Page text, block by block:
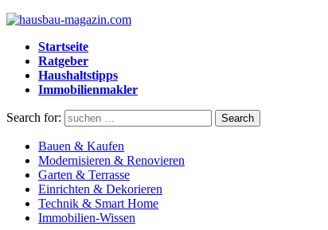
Startseite
Ratgeber
Haushaltstipps
Immobilienmakler
Search for: Search
Bauen & Kaufen
Modernisieren & Renovieren
Garten & Terrasse
Einrichten & Dekorieren
Technik & Smart Home
Immobilien-Wissen